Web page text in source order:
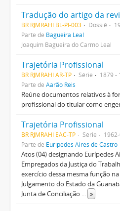
BR RJMRAHI BL-PI-003 Dossiê
Parte de Bagueira Leal
Joaquim Bagueira do Carmo Leal
Trajetória Profissional
BR RJMRAHI AR-TP Série
1879 -
Parte de Aarão Reis
Reúne documentos relativos à
profissional do titular como
Trajetória Profissional
BR RJMRAHI EAC-TP Série
Parte de Eurípedes Aires de Castro
Atos (04) designando Eurípedes
Empregados da Justiça do
exercício dessa mesma função
Julgamento do Estado da
Junta de Conciliação ... »